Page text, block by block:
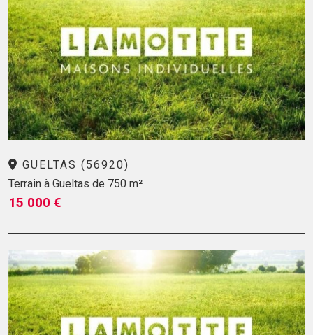
GUELTAS (56920)
Terrain à Gueltas de 750 m²
15 000 €